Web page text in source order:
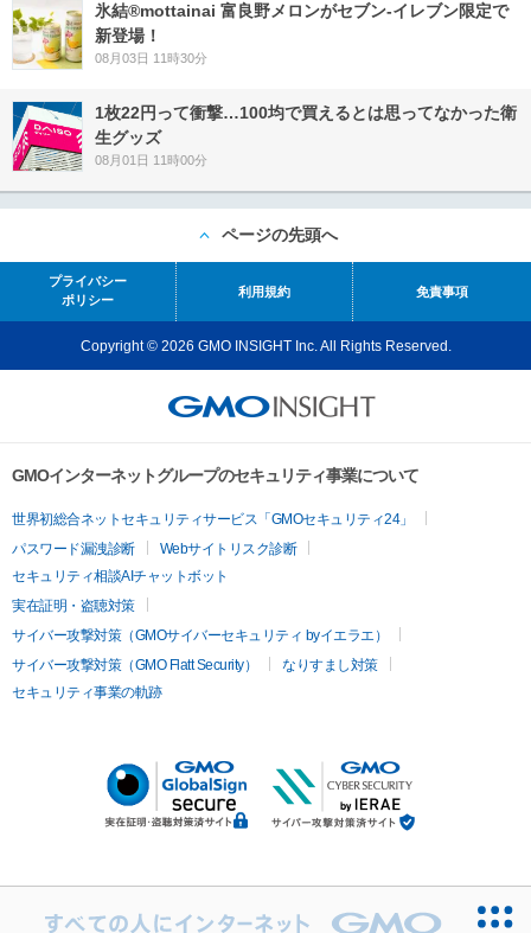
氷結®mottainai 富良野メロンがセブン‐イレブン限定で
新登場！
08月03日 11時30分
1枚22円って衝撃…100均で買えるとは思ってなかった衛
生グッズ
08月01日 11時00分
ページの先頭へ
プライバシー
ポリシー
利用規約 免責事項
Copyright © 2026 GMO INSIGHT Inc. All Rights Reserved.
GMOインターネットグループのセキュリティ事業について
世界初総合ネットセキュリティサービス「GMOセキュリティ24」
パスワード漏洩診断
Webサイトリスク診断
セキュリティ相談AIチャットボット
実在証明・盗聴対策
サイバー攻撃対策（GMOサイバーセキュリティ byイエラエ）
サイバー攻撃対策（GMO Flatt Security）
なりすまし対策
セキュリティ事業の軌跡